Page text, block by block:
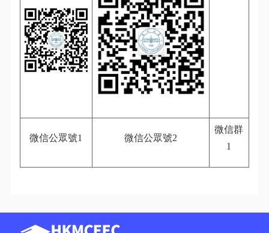
微信公眾號1 微信公眾號2
微信群
1